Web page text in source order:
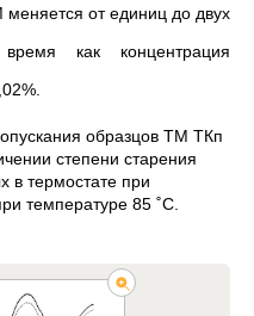
от единиц до двух
как концентрация
образцов ТМ ТКп
степени старения
в термостате при
температуре 85 ˚C.